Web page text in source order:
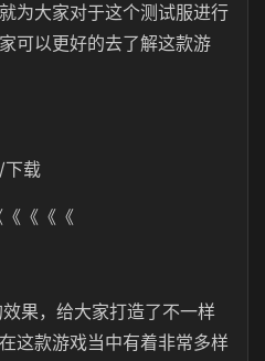
为大家对于这个测试服进行
可以更好的去了解这款游
下载
《《《
果，给大家打造了不一样
这款游戏当中有着非常多样